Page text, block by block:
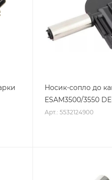
Носик-сопло до
ESAM3500/3550
Арт.: 5532124900